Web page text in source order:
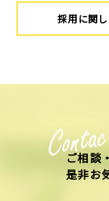
採用に関
ご相談
是非お